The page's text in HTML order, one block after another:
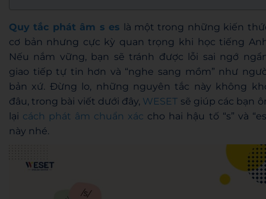
Quy tắc phát âm s es là một trong những kiến
cơ bản nhưng cực kỳ quan trọng khi học tiếng
Nếu nắm vững, bạn sẽ tránh được lỗi sai ngớ
giao tiếp tự tin hơn và “nghe sang mồm” như
bản xứ. Đừng lo, những nguyên tắc này không
đâu, trong bài viết dưới đây, WESET sẽ giúp các bạn
lại cách phát âm chuẩn xác cho hai hậu tố “s” và
này nhé.